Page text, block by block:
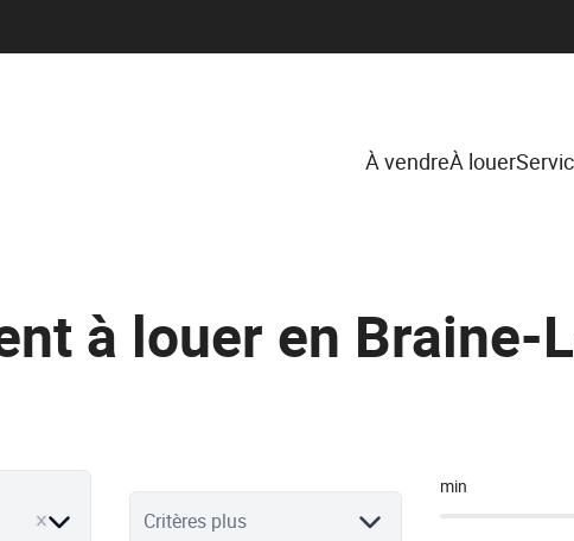
À vendreÀ louer
à louer en Braine-
Critères plus
min